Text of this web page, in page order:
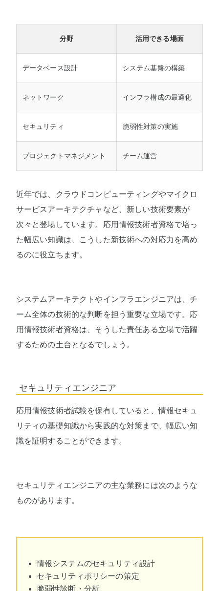
分野 活用できる場面
データベース設計 システム基盤の構築
ネットワーク インフラ構成の最適化
セキュリティ 脆弱性対策の実施
プロジェクトマネジメント チーム運営
近年では、クラウドコンピューティングやマイクロ
サービスアーキテクチャなど、新しい技術要素が
次々と登場しています。応用情報技術者資格で培っ
た幅広い知識は、こうした新技術への対応力を高め
るのに役立ちます。
システムアーキテクトやインフラエンジニアは、チ
ーム全体の技術的な判断を担う重要な立場です。応
用情報技術者資格は、そうした責任ある立場で活躍
するための土台となるでしょう。
セキュリティエンジニア
応用情報技術者試験を保有していると、情報セキュ
リティの基礎知識から実践的な対策まで、幅広い知
識を証明することができます。
セキュリティエンジニアの主な業務には次のような
ものがあります。
情報システムのセキュリティ設計
セキュリティポリシーの策定
脆弱性診断・分析